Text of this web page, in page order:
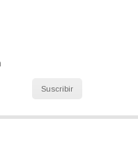
Suscribir